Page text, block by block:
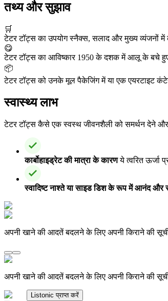
तथ्य और सुझाव
🛒
टेटर टॉट्स का उपयोग स्नैक्स, सलाद और मुख्य व्यंजनों में
😋
टेटर टॉट्स का आविष्कार 1950 के दशक में आलू के बचे
📦
टेटर टॉट्स को उनके मूल पैकेजिंग में या एक एयरटाइट
स्वास्थ्य लाभ
टेटर टॉट्स कैसे एक स्वस्थ जीवनशैली को समर्थन देने
कार्बोहाइड्रेट की मात्रा के कारणये त्वरित ऊर्जा
स्वादिष्ट नाश्ते या साइड डिश के रूप में आनंद और
अपनी खाने की आदतें बदलने के लिए अपनी किराने की
अपनी खाने की आदतें बदलने के लिए अपनी किराने की
Listonic प्राप्त करें